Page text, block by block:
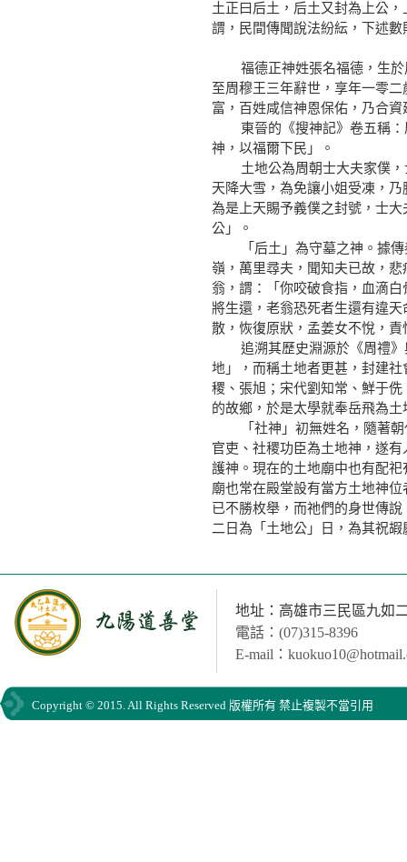
土正曰后土，后土又封為上公
謂，民間傳聞說法紛紜，下述數
福德正神姓張名福德，生於
至周穆王三年辭世，享年一零
富，百姓咸信神恩保佑，乃合
東晉的《搜神記》卷五稱：
神，以福爾下民」。
土地公為周朝士大夫家僕，
天降大雪，為免讓小姐受凍，
為是上天賜予義僕之封號，士
公」。
「后土」為守墓之神。據傳
嶺，萬里尋夫，聞知夫已故，
翁，謂：「你咬破食指，血滴
將生還，老翁恐死者生還有違
散，恢復原狀，孟姜女不悅，
追溯其歷史淵源於《周禮》
地」，而稱土地者更甚，封建
稷、張旭；宋代劉知常、鮮于
的故鄉，於是太學就奉岳飛為
「社神」初無姓名，隨著朝
官吏、社稷功臣為土地神，遂
護神。現在的土地廟中也有配
廟也常在殿堂設有當方土地神
已不勝枚舉，而祂們的身世傳
二日為「土地公」日，為其祝
地址：高雄市三民區九如
電話：(07)315-8396
E-mail：
Copyright © 2015. All Rights Reserved 版權所有 禁止複製不當引用